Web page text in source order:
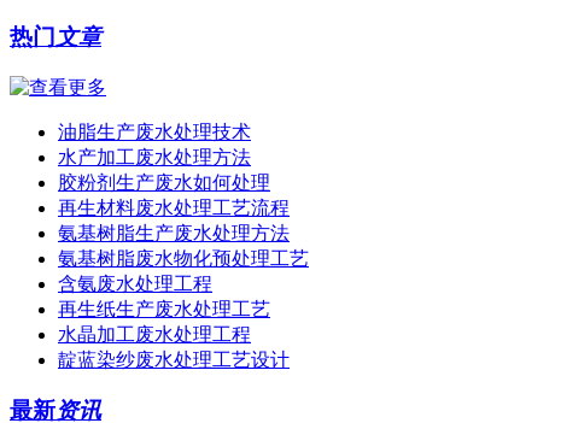
热门 文章
油脂生产废水处理技术
水产加工废水处理方法
胶粉剂生产废水如何处理
再生材料废水处理工艺流程
氨基树脂生产废水处理方法
氨基树脂废水物化预处理工艺
含氨废水处理工程
再生纸生产废水处理工艺
水晶加工废水处理工程
靛蓝染纱废水处理工艺设计
最新资讯